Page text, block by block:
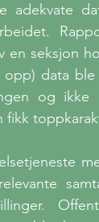
adekvate
en seksjon
opp) data
og ikke
fikk